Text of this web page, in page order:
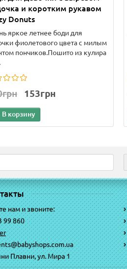
и коротким рукавом
Donuts
яркое летнее боди для
фиолетового цвета с милым
пончиков.Пошито из кулира
153грн
В корзину
нам и звоните:
99 860
Плавни, ул. Мира 1